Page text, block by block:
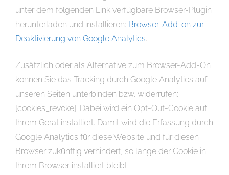
unter dem folgenden Link verfügbare Browser-Plugin
herunterladen und installieren: Browser-Add-on zur
Deaktivierung von Google Analytics.
Zusätzlich oder als Alternative zum Browser-Add-On
können Sie das Tracking durch Google Analytics auf
unseren Seiten unterbinden bzw. widerrufen:
[cookies_revoke]. Dabei wird ein Opt-Out-Cookie auf
Ihrem Gerät installiert. Damit wird die Erfassung durch
Google Analytics für diese Website und für diesen
Browser zukünftig verhindert, so lange der Cookie in
Ihrem Browser installiert bleibt.